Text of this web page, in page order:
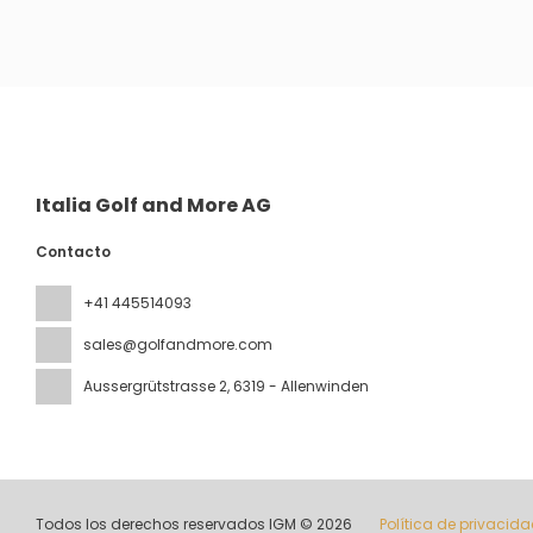
Italia Golf and More AG
Contacto
+41 445514093
sales@golfandmore.com
Aussergrütstrasse 2, 6319 - Allenwinden
Todos los derechos reservados IGM © 2026 Política de